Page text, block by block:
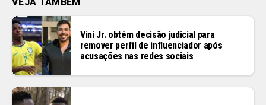
Vini Jr. obtém decisão judicial para
remover perfil de influenciador após
acusações nas redes sociais